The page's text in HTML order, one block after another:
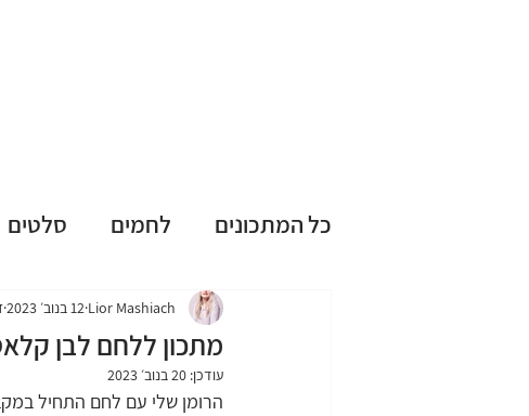
כל המתכונים לחמים סלטים
עוגות שמרים עוגות בחושות
ללא גלוטן ללא מיקסר
מתכון ללחם לבן
Lior Mashiach 12 בנוב׳ 2023
עודכן: 20 בנוב׳ 2023
הרומן שלי עם לחם התחיל